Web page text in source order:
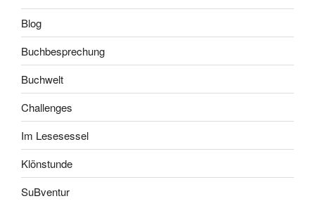
Blog
Buchbesprechung
Buchwelt
Challenges
Im Lesesessel
Klönstunde
SuBventur